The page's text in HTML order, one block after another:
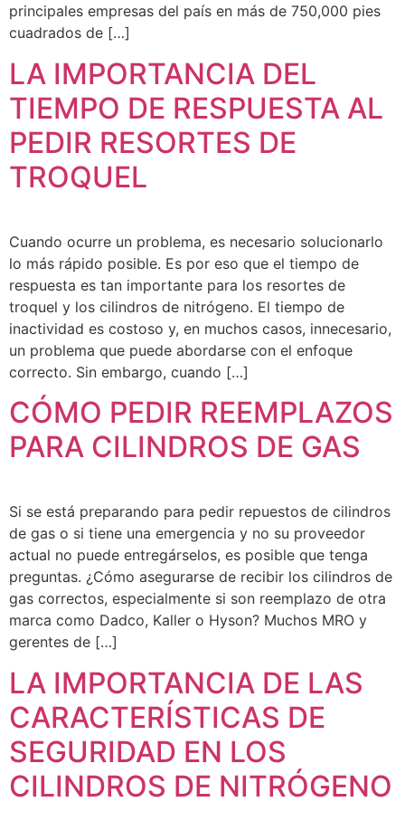
principales empresas del país en más de 750,000 pies
cuadrados de […]
LA IMPORTANCIA DEL
TIEMPO DE RESPUESTA AL
PEDIR RESORTES DE
TROQUEL
Cuando ocurre un problema, es necesario solucionarlo
lo más rápido posible. Es por eso que el tiempo de
respuesta es tan importante para los resortes de
troquel y los cilindros de nitrógeno. El tiempo de
inactividad es costoso y, en muchos casos, innecesario,
un problema que puede abordarse con el enfoque
correcto. Sin embargo, cuando […]
CÓMO PEDIR REEMPLAZOS
PARA CILINDROS DE GAS
Si se está preparando para pedir repuestos de cilindros
de gas o si tiene una emergencia y no su proveedor
actual no puede entregárselos, es posible que tenga
preguntas. ¿Cómo asegurarse de recibir los cilindros de
gas correctos, especialmente si son reemplazo de otra
marca como Dadco, Kaller o Hyson? Muchos MRO y
gerentes de […]
LA IMPORTANCIA DE LAS
CARACTERÍSTICAS DE
SEGURIDAD EN LOS
CILINDROS DE NITRÓGENO